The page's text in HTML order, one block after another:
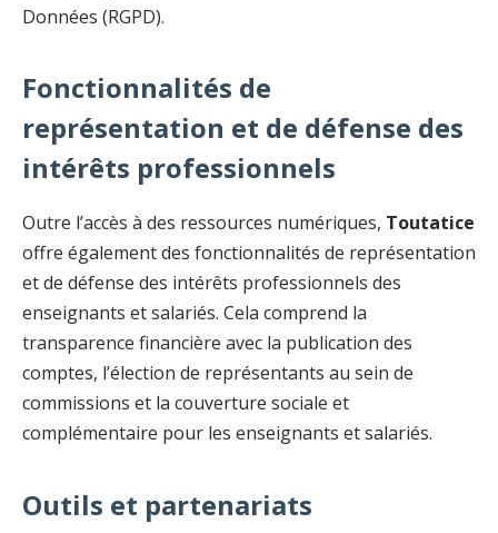
Données (RGPD).
Fonctionnalités de
représentation et de défense des
intérêts professionnels
Outre l’accès à des ressources numériques, Toutatice
offre également des fonctionnalités de représentation
et de défense des intérêts professionnels des
enseignants et salariés. Cela comprend la
transparence financière avec la publication des
comptes, l’élection de représentants au sein de
commissions et la couverture sociale et
complémentaire pour les enseignants et salariés.
Outils et partenariats